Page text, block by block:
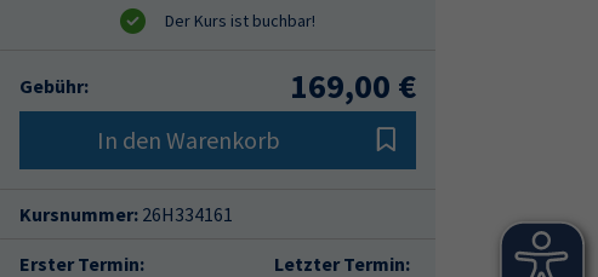
Gebühr: 169,00 €
In den Warenkorb
Kursnummer: 26H334161
Erster Termin:
Letzter Termin: